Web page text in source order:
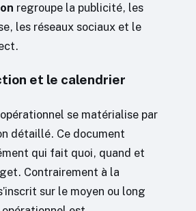
regroupe la publicité, les
les réseaux sociaux et le
et le calendrier
se matérialise par
détaillé. Ce document
qui fait quoi, quand et
Contrairement à la
sur le moyen ou long